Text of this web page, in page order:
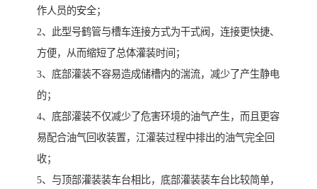
作人员的安全；
2、此型号鹤管与槽车连接方式为干式阀，连接更快捷、
方便，从而缩短了总体灌装时间；
3、底部灌装不容易造成储槽内的湍流，减少了产生静电
的；
4、底部灌装不仅减少了危害环境的油气产生，而且更容
易配合油气回收装置，江灌装过程中排出的油气完全回
收；
5、与顶部灌装装车台相比，底部灌装装车台比较简单，